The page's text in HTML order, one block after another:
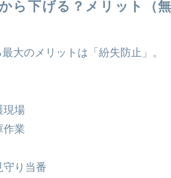
ら下げる？メリット（
大のメリットは「紛失防止」。
現場
作業
り当番